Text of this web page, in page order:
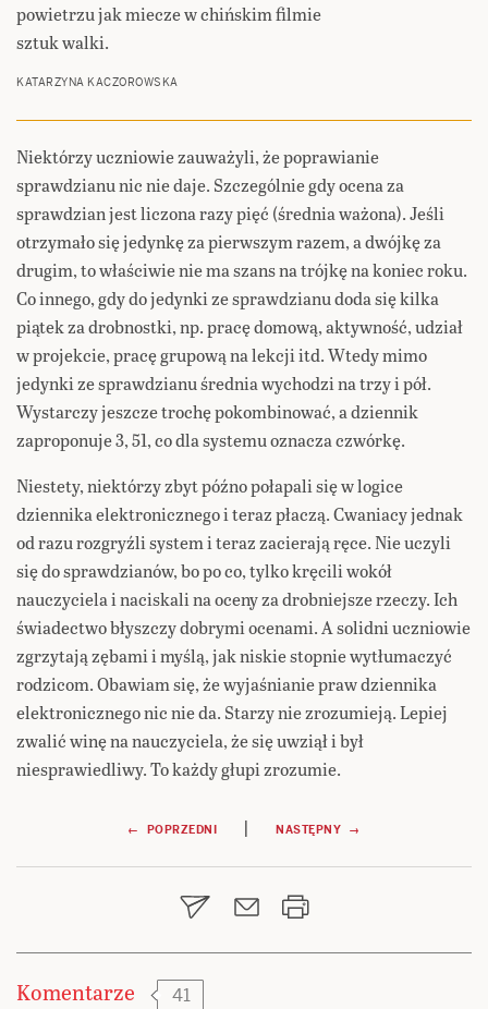
powietrzu jak miecze w chińskim filmie
sztuk walki.
KATARZYNA KACZOROWSKA
Niektórzy uczniowie zauważyli, że poprawianie
sprawdzianu nic nie daje. Szczególnie gdy ocena za
sprawdzian jest liczona razy pięć (średnia ważona). Jeśli
otrzymało się jedynkę za pierwszym razem, a dwójkę za
drugim, to właściwie nie ma szans na trójkę na koniec roku.
Co innego, gdy do jedynki ze sprawdzianu doda się kilka
piątek za drobnostki, np. pracę domową, aktywność, udział
w projekcie, pracę grupową na lekcji itd. Wtedy mimo
jedynki ze sprawdzianu średnia wychodzi na trzy i pół.
Wystarczy jeszcze trochę pokombinować, a dziennik
zaproponuje 3, 51, co dla systemu oznacza czwórkę.
Niestety, niektórzy zbyt późno połapali się w logice
dziennika elektronicznego i teraz płaczą. Cwaniacy jednak
od razu rozgryźli system i teraz zacierają ręce. Nie uczyli
się do sprawdzianów, bo po co, tylko kręcili wokół
nauczyciela i naciskali na oceny za drobniejsze rzeczy. Ich
świadectwo błyszczy dobrymi ocenami. A solidni uczniowie
zgrzytają zębami i myślą, jak niskie stopnie wytłumaczyć
rodzicom. Obawiam się, że wyjaśnianie praw dziennika
elektronicznego nic nie da. Starzy nie zrozumieją. Lepiej
zwalić winę na nauczyciela, że się uwziął i był
niesprawiedliwy. To każdy głupi zrozumie.
Nawigacja
wpisu
← POPRZEDNI | NASTĘPNY →
Komentarze 41